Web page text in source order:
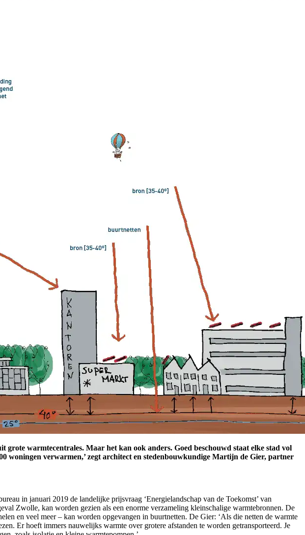
warmtecentrales. Maar het kan ook anders. Goed beschouwd staat elke stad vol
woningen verwarmen,’ zegt architect en stedenbouwkundige Martijn de Gier, partner
in januari 2019 de landelijke prijsvraag ‘Energielandschap van de Toekomst’ van
Zwolle, kan worden gezien als een enorme verzameling kleinschalige warmtebronnen. De
en veel meer – kan worden opgevangen in buurtnetten. De Gier: ‘Als die netten de warmte
Er hoeft immers nauwelijks warmte over grotere afstanden te worden getransporteerd. Je